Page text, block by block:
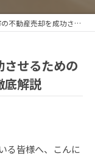
成功させるためのポイント：最新市場動向を徹底解説
せるための
底解説
る皆様へ、こんに